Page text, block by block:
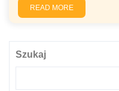
READ MORE
Szukaj